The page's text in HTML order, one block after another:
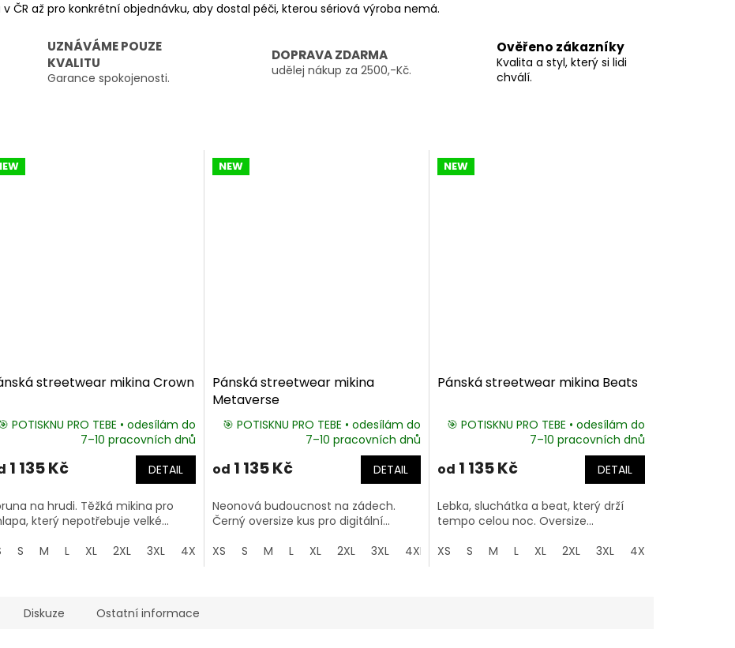
ČR až pro konkrétní objednávku, aby dostal péči, kterou sériová výroba nemá.
UZNÁVÁME POUZE
KVALITU
Garance spokojenosti.
DOPRAVA ZDARMA
udělej nákup za 2500,-Kč.
Ověřeno zákazníky
Kvalita a styl, který si lidi
chválí.
streetwear mikina Crown
POTISKNU PRO TEBE • odesílám do
7–10 pracovních dnů
1 135 Kč DETAIL
na hrudi. Těžká mikina pro
který nepotřebuje velké...
S M L XL 2XL 3XL 4XL 5XL
NEW
Pánská streetwear mikina
Metaverse
🎯 POTISKNU PRO TEBE • odesílám do
7–10 pracovních dnů
od 1 135 Kč DETAIL
Neonová budoucnost na zádech.
Černý oversize kus pro digitální...
XS
S M L XL 2XL 3XL 4XL 5XL
NEW
Pánská streetwear mikina Beats
🎯 POTISKNU PRO TEBE • odesílám do
7–10 pracovních dnů
od 1 135 Kč DETAIL
Lebka, sluchátka a beat, který drží
tempo celou noc. Oversize...
XS
S M L XL 2XL 3XL 4XL
Diskuze Ostatní informace